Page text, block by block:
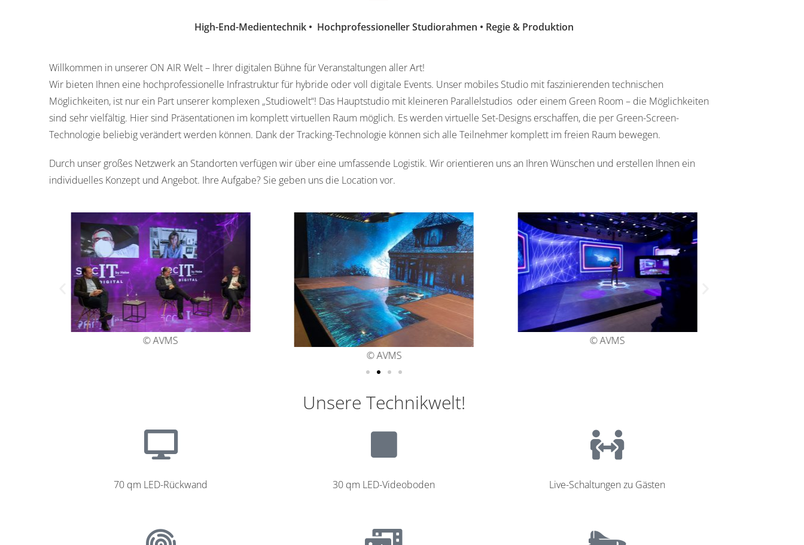
High-End-Medientechnik • Hochprofessioneller Studiorahmen • Regie & Produktion
Willkommen in unserer ON AIR Welt – Ihrer digitalen Bühne für Veranstaltungen aller Art!
Wir bieten Ihnen eine hochprofessionelle Infrastruktur für hybride oder voll digitale Events. Unser mobiles Studio mit faszinierenden technischen
Möglichkeiten, ist nur ein Part unserer komplexen „Studiowelt“! Das Hauptstudio mit kleineren Parallelstudios oder einem Green Room – die Möglichkeiten
sind sehr vielfältig. Hier sind Präsentationen im komplett virtuellen Raum möglich. Es werden virtuelle Set-Designs erschaffen, die per Green-Screen-
Technologie beliebig verändert werden können. Dank der Tracking-Technologie können sich alle Teilnehmer komplett im freien Raum bewegen.
Durch unser großes Netzwerk an Standorten verfügen wir über eine umfassende Logistik. Wir orientieren uns an Ihren Wünschen und erstellen Ihnen ein
individuelles Konzept und Angebot. Ihre Aufgabe? Sie geben uns die Location vor.
© AVMS
© AVMS
© AVMS
Unsere Technikwelt!
70 qm LED-Rückwand 30 qm LED-Videoboden Live-Schaltungen zu Gästen